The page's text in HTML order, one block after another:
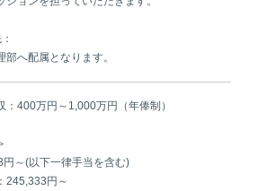
部へ配属となります。
：400万円～1,000万円（年俸制）
～(以下一律手当を含む)
245,333円～